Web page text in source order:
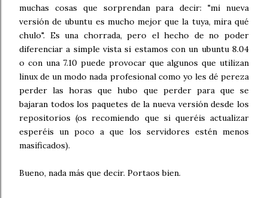
muchas cosas que sorprendan para decir: "mi nueva
versión de ubuntu es mucho mejor que la tuya, mira qué
chulo". Es una chorrada, pero el hecho de no poder
diferenciar a simple vista si estamos con un ubuntu 8.04
o con una 7.10 puede provocar que algunos que utilizan
linux de un modo nada profesional como yo les dé pereza
perder las horas que hubo que perder para que se
bajaran todos los paquetes de la nueva versión desde los
repositorios (os recomiendo que si queréis actualizar
esperéis un poco a que los servidores estén menos
masificados).
Bueno, nada más que decir. Portaos bien.